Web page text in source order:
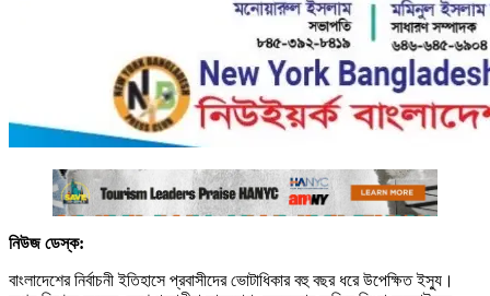
নিউজ ডেস্ক:
বাংলাদেশের নির্বাচনী ইতিহাসে প্রবাসীদের ভোটাধিকার বহু বছর ধরে উপেক্ষিত ইস্যু।